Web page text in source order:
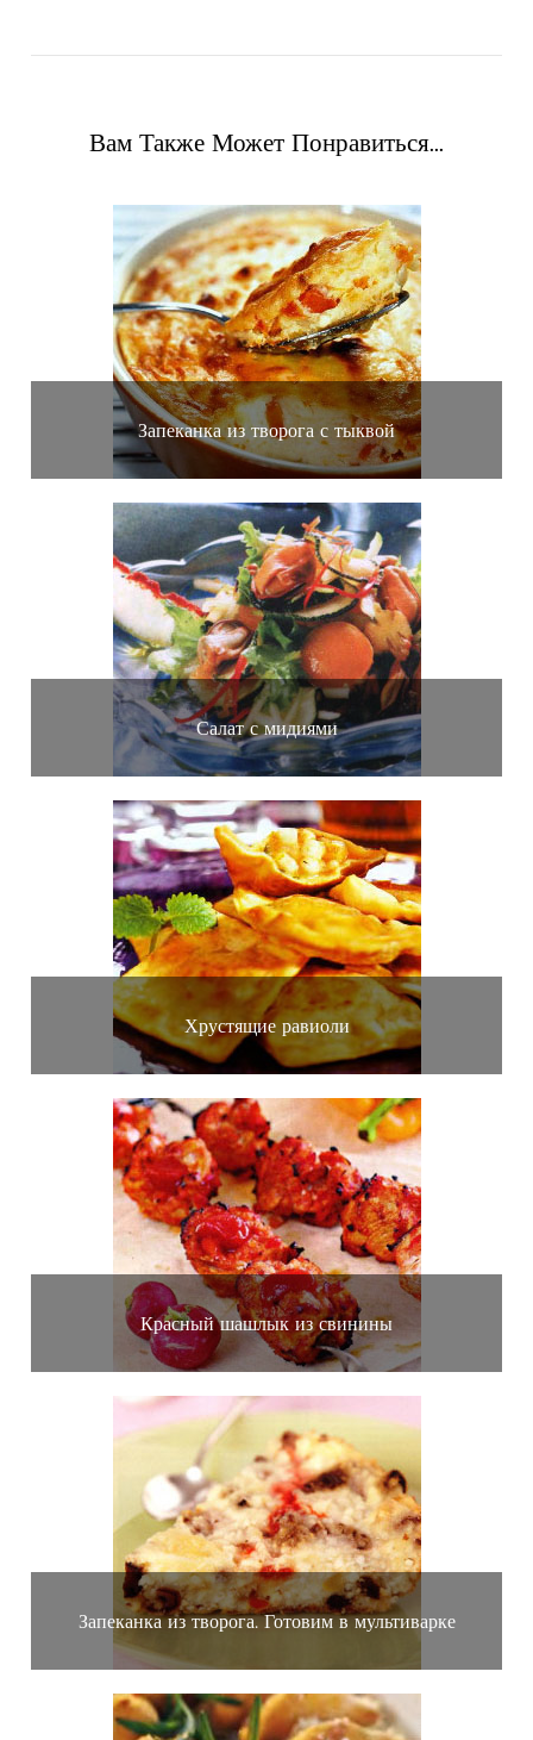
Вам Также Может Понравиться...
Запеканка из творога с тыквой
Салат с мидиями
Хрустящие равиоли
Красный шашлык из свинины
Запеканка из творога. Готовим в мультиварке